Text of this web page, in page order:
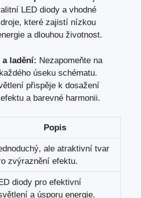
LED diody a vhodné
které zajistí nízkou
a dlouhou životnost.
a ladění: Nezapomeňte na
úseku schématu.
přispěje k dosažení
a barevné harmonii.
Popis
ale atraktivní tvar
zvýraznění efektu.
diody pro efektivní
a úsporu energie.